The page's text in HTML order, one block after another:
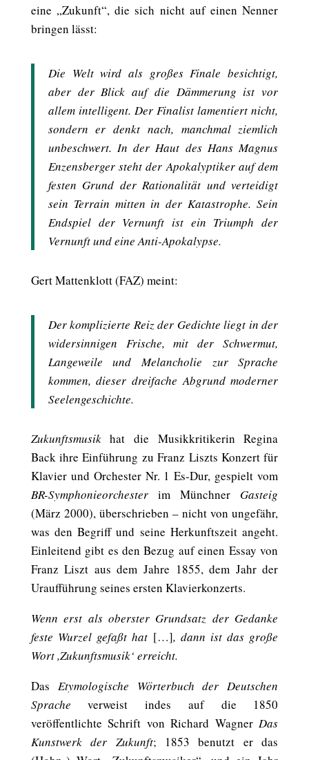
eine „Zukunft“, die sich nicht auf einen Nenner
bringen lässt:
Die Welt wird als großes Finale besichtigt,
aber der Blick auf die Dämmerung ist vor
allem intelligent. Der Finalist lamentiert nicht,
sondern er denkt nach, manchmal ziemlich
unbeschwert. In der Haut des Hans Magnus
Enzensberger steht der Apokalyptiker auf dem
festen Grund der Rationalität und verteidigt
sein Terrain mitten in der Katastrophe. Sein
Endspiel der Vernunft ist ein Triumph der
Vernunft und eine Anti-Apokalypse.
Gert Mattenklott (FAZ) meint:
Der komplizierte Reiz der Gedichte liegt in der
widersinnigen Frische, mit der Schwermut,
Langeweile und Melancholie zur Sprache
kommen, dieser dreifache Abgrund moderner
Seelengeschichte.
Zukunftsmusikhat die Musikkritikerin Regina
Back ihre Einführung zu Franz Liszts Konzert für
Klavier und Orchester Nr. 1 Es-Dur, gespielt vom
BR-Symphonieorchesterim Münchner Gasteig
(März 2000), überschrieben – nicht von ungefähr,
was den Begriff und seine Herkunftszeit angeht.
Einleitend gibt es den Bezug auf einen Essay von
Franz Liszt aus dem Jahre 1855, dem Jahr der
Uraufführung seines ersten Klavierkonzerts.
Wenn erst als oberster Grundsatz der Gedanke
feste Wurzel gefaßt hat […], dann ist das große
Wort ,Zukunftsmusik‘ erreicht.
Das Etymologische Wörterbuch der Deutschen
Sprache verweist indes auf die 1850
veröffentlichte Schrift von Richard WagnerDas
Kunstwerk der Zukunft; 1853 benutzt er das